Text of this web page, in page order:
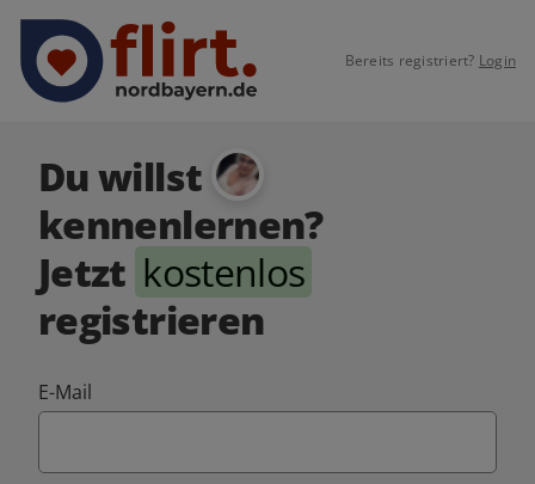
Bereits registriert? Login
Du willst
kennenlernen?
Jetzt kostenlos
registrieren
E-Mail